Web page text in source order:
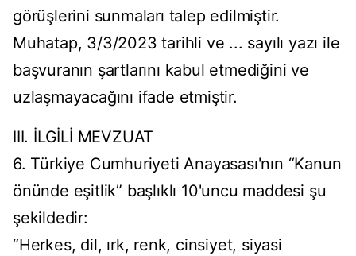
görüşlerini sunmaları talep edilmiştir.
Muhatap, 3/3/2023 tarihli ve ... sayılı yazı ile
başvuranın şartlarını kabul etmediğini ve
uzlaşmayacağını ifade etmiştir.
III. İLGİLİ MEVZUAT
6. Türkiye Cumhuriyeti Anayasası'nın “Kanun
önünde eşitlik” başlıklı 10'uncu maddesi şu
şekildedir:
“Herkes, dil, ırk, renk, cinsiyet, siyasi